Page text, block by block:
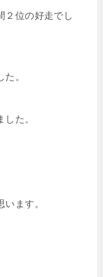
２位の好走でし
。
た。
ます。